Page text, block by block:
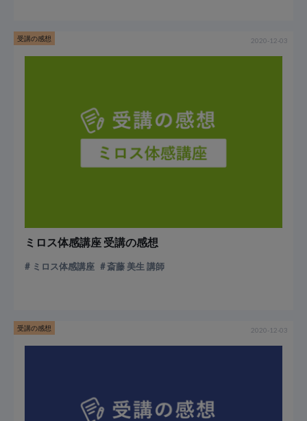
受講の感想 2020-12-03
ミロス体感講座 受講の感想
ミロス体感講座 斎藤 美生 講師
受講の感想 2020-12-03